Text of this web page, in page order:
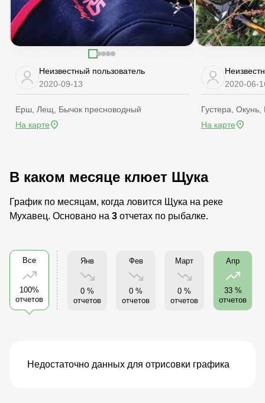
Неизвестный пользователь
2020-09-13
Ерш, Лещ, Бычок пресноводный
На карте
2020-06-
Густера,
На карте
В каком месяце клюет Щука
График по месяцам, когда ловится Щука на реке
Мухавец. Основано на 3 отчетах по рыбалке.
Все
100%
отчетов
Янв
0 %
отчетов
Фев
0 %
отчетов
Март
0 %
отчетов
Апр
33 %
отчетов
Недостаточно данных для отрисовки графика